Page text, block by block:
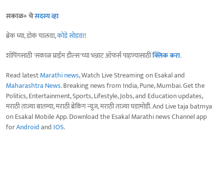
सकाळ+ चेसदस्य व्हा
ब्रेक घ्या, डोकं चालवा,कोडे सोडवा!
शॉपिंगसाठी 'सकाळ प्राईम डील्स'च्या भन्नाट ऑफर्स पाहण्यासाठीक्लिक करा.
Read latestMarathi news, Watch Live Streaming on Esakal and
Maharashtra News. Breaking news from India, Pune, Mumbai. Get the
Politics, Entertainment, Sports, Lifestyle, Jobs, and Education updates,
मराठी ताज्या बातम्या, मराठी ब्रेकिंग न्यूज, मराठी ताज्या घडामोडी. And Live taja batmya
on Esakal Mobile App. Download the Esakal Marathi news Channel app
forAndroidand IOS.